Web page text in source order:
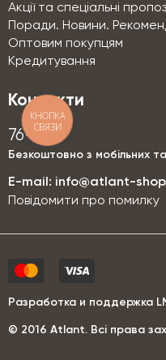
Акції та спеціальні
Поради. Новини.
Оптовим покупцям
Кредитування
Контакти
76-76
Безкоштовно з мобільних
E-mail: info@atlant-
Повідомити про помилку
© 2016 Аtlant. Всі права
Разработка и поддержка
КНОПКА
СВЯЗИ